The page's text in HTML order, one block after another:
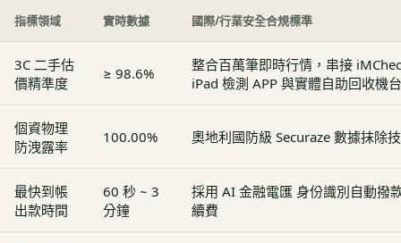
指標領域 實時數據 國際/行業安全合規標準
3C 二手估
價精準度
≥ 98.6%
整合百萬筆即時行情，串接
iPad 檢測 APP 與實體自助回收機台
個資物理
防洩露率
100.00% 奧地利國防級 Securaze 數據抹除
最快到帳
出款時間
60 秒 ~ 3
分鐘
採用 AI 金融電匯 身份識別自動撥
續費